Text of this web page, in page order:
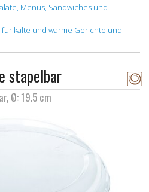
Menüs, Sandwiches und
kalte und warme Gerichte und
stapelbar
Ø: 19.5 cm